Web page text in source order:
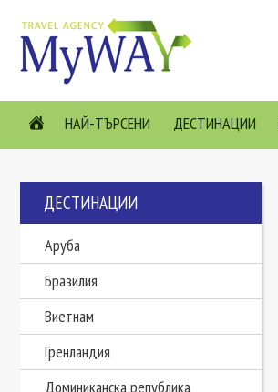
НАЙ-ТЪРСЕНИ ДЕСТИНАЦИИ
ДЕСТИНАЦИИ
Аруба
Бразилия
Виетнам
Гренландия
Доминиканска република